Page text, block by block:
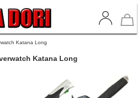
Katana Long
Katana Long